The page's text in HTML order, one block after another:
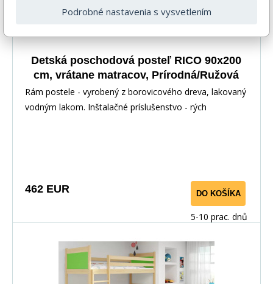
Detská poschodová posteľ RICO 90x200
cm, vrátane matracov, Prírodná/Ružová
Rám postele - vyrobený z borovicového dreva, lakovaný
vodným lakom. Inštalačné príslušenstvo - rých
462 EUR DO KOŠÍKA
5-10 prac. dnů
Podrobné nastavenia s vysvetlením